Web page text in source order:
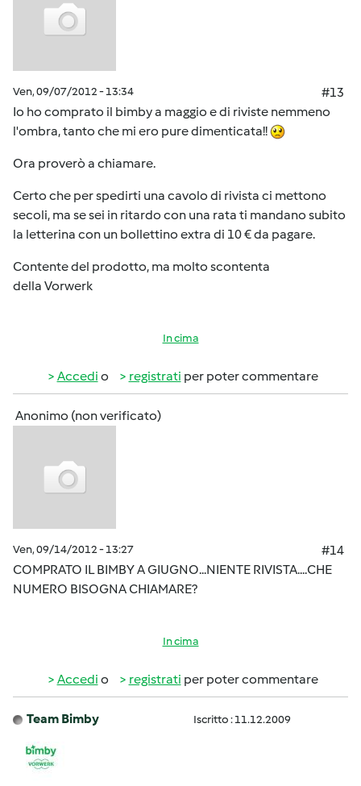
Ven, 09/07/2012 - 13:34
#13
Io ho comprato il bimby a maggio e di riviste nemmeno
l'ombra, tanto che mi ero pure dimenticata!!
Ora proverò a chiamare.
Certo che per spedirti una cavolo di rivista ci mettono
secoli, ma se sei in ritardo con una rata ti mandano subito
la letterina con un bollettino extra di 10 € da pagare.
Contente del prodotto, ma molto scontenta
della Vorwerk
In cima
Accedi o registrati per poter commentare
Anonimo (non verificato)
Ven, 09/14/2012 - 13:27
#14
COMPRATO IL BIMBY A GIUGNO...NIENTE RIVISTA....CHE
NUMERO BISOGNA CHIAMARE?
In cima
Accedi o registrati per poter commentare
Team Bimby Iscritto : 11.12.2009